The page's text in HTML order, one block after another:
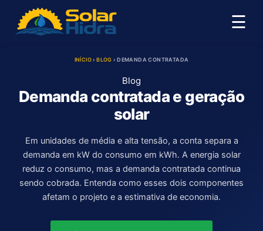
☰
INÍCIO›BLOG ›DEMANDA CONTRATADA
Blog
Demanda contratada e geração
solar
Em unidades de média e alta tensão, a conta separa a
demanda em kW do consumo em kWh. A energia solar
reduz o consumo, mas a demanda contratada continua
sendo cobrada. Entenda como esses dois componentes
afetam o projeto e a estimativa de economia.